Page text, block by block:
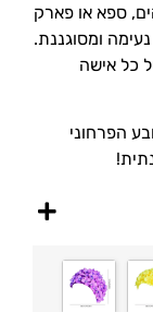
ספא או פארק
ומסוגננת.
כל אישה
הפרחוני